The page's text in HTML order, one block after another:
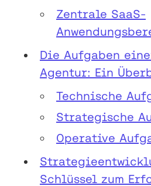
Zentrale SaaS-
Die Aufgaben
Agentur: Ein
Technische
Strategische
Operative
Schlüssel zum